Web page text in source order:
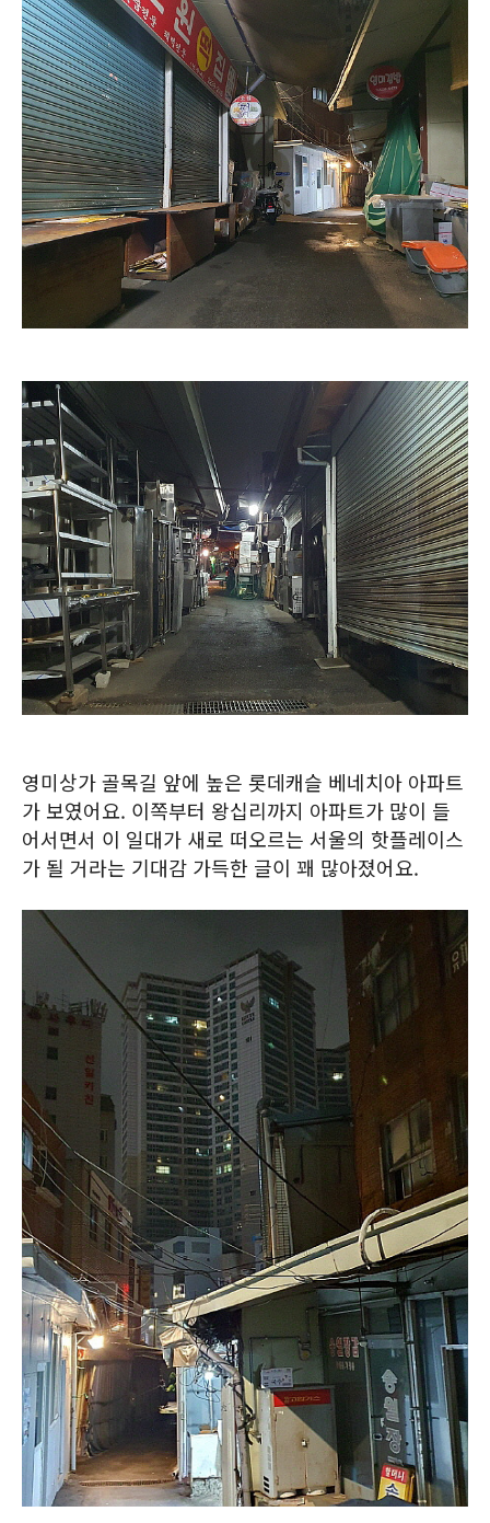
영미상가 골목길 앞에 높은 롯데캐슬 베네치아 아파트
가 보였어요. 이쪽부터 왕십리까지 아파트가 많이 들
어서면서 이 일대가 새로 떠오르는 서울의 핫플레이스
가 될 거라는 기대감 가득한 글이 꽤 많아졌어요.